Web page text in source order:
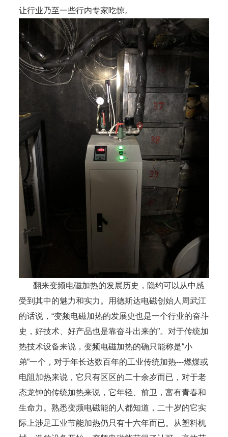
让行业乃至一些行内专家吃惊。
翻来变频电磁加热的发展历史，隐约可以从中感
受到其中的魅力和实力。用德斯达电磁创始人周武江
的话说，“变频电磁加热的发展史也是一个行业的奋斗
史，好技术、好产品也是靠奋斗出来的”。对于传统加
热技术设备来说，变频电磁加热的确只能称是“小
弟”一个，对于年长达数百年的工业传统加热---燃煤或
电阻加热来说，它只有区区的二十余岁而已，对于老
态龙钟的传统加热来说，它年轻、前卫，富有青春和
生命力。熟悉变频电磁能的人都知道，二十岁的它实
际上涉足工业节能加热仍只有十六年而已。从塑料机